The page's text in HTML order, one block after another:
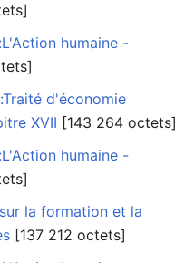
humaine -
d'économie
XVII ‎[143 264 octets]
humaine -
la formation et la
‎[137 212 octets]